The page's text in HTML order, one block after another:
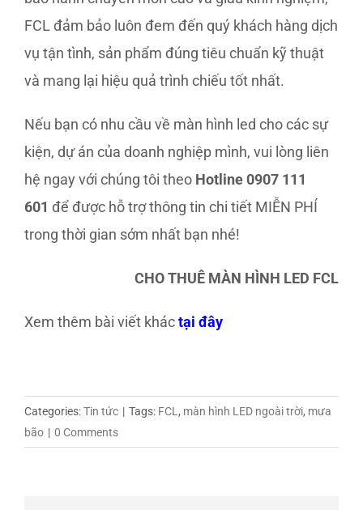
FCL đảm bảo luôn đem đến quý khách hàng dịch
vụ tận tình, sản phẩm đúng tiêu chuẩn kỹ thuật
và mang lại hiệu quả trình chiếu tốt nhất.
Nếu bạn có nhu cầu về màn hình led cho các sự
kiện, dự án của doanh nghiệp mình, vui lòng liên
hệ ngay với chúng tôi theo Hotline0907 111
601 để được hỗ trợ thông tin chi tiết MIỄN PHÍ
trong thời gian sớm nhất bạn nhé!
CHO THUÊ MÀN HÌNH LED FCL
Xem thêm bài viết kháctại đây
Categories:Tin tức | Tags: FCL , màn hình LED ngoài trời, mưa
bão | 0 Comments